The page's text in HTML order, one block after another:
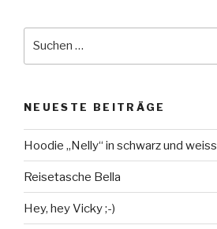
NEUESTE BEITRÄGE
Hoodie „Nelly“ in schwarz und weiss
Reisetasche Bella
Hey, hey Vicky ;-)